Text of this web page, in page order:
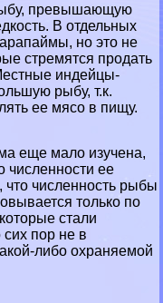
превышающую
В отдельных
но это не
стремятся продать
индейцы-
рыбу, т.к.
ее мясо в пищу.
еще мало изучена,
численности ее
что численность рыбы
только по
стали
пор не в
либо охраняемой